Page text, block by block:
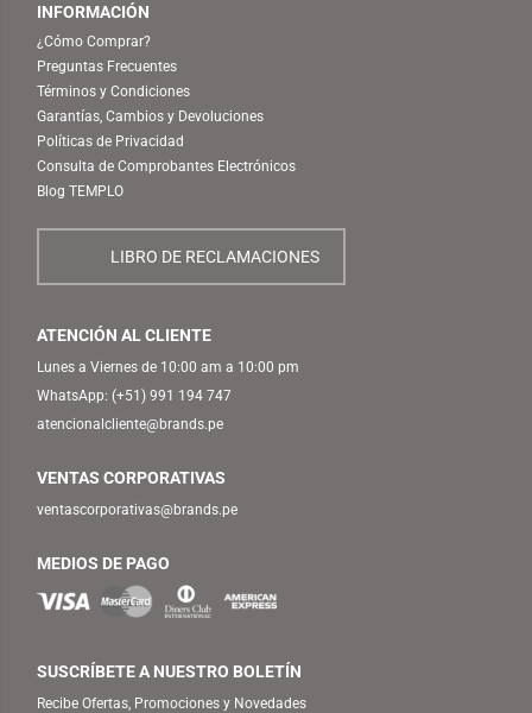
INFORMACIÓN
¿Cómo Comprar?
Preguntas Frecuentes
Términos y Condiciones
Garantías, Cambios y Devoluciones
Políticas de Privacidad
Consulta de Comprobantes Electrónicos
Blog TEMPLO
LIBRO DE RECLAMACIONES
ATENCIÓN AL CLIENTE
Lunes a Viernes de 10:00 am a 10:00 pm
WhatsApp: (+51) 991 194 747
atencionalcliente@brands.pe
VENTAS CORPORATIVAS
ventascorporativas@brands.pe
MEDIOS DE PAGO
SUSCRÍBETE A NUESTRO BOLETÍN
Recibe Ofertas, Promociones y Novedades